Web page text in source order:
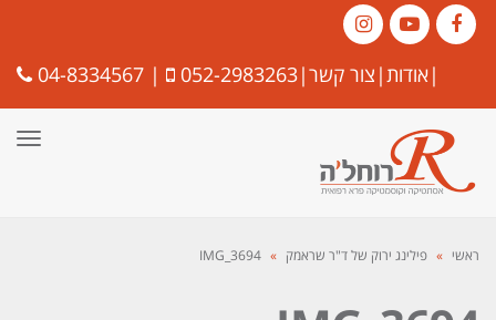
Facebook
YouTube
Instagram |אודות| צור קשר|
052-2983263
|
04-8334567
ראשי » פילינג ירוק של ד"ר שראמק »
IMG_3694